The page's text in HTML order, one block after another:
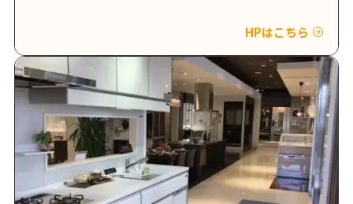
HPはこちら